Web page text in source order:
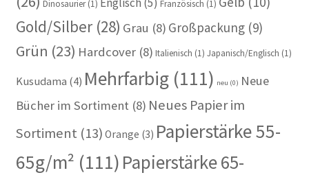
Dinosaurier(1) Französisch (1)
Gold/Silber(28) Grau (8) Großpackung(9)
Grün (23) Hardcover(8) Italienisch (1) Japanisch/Englisch (1)
Kusudama (4) Mehrfarbig(111) neu (0) Neue
Bücher im Sortiment (8) Neues Papier im
Sortiment(13) Orange (3) Papierstärke 55-
65g/m² (111) Papierstärke 65-